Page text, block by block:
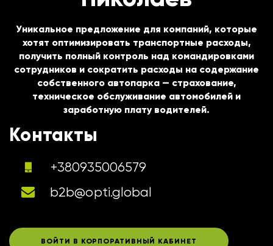
Уникальное предложение для компаний, которые
хотят оптимизировать транспортные расходы,
получить полный контроль над командировками
сотрудников и сократить расходы на содержание
собственного автопарка — страхование,
техническое обслуживание автомобилей и
заработную плату водителей.
Контакты
+380935006579
b2b@opti.global
ВОЙТИ В КОРПОРАТИВНЫЙ КАБИНЕТ